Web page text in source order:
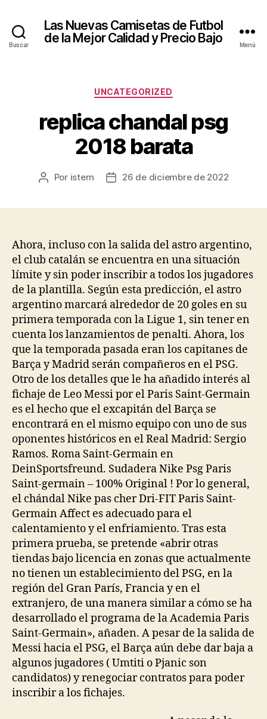
Buscar
Las Nuevas Camisetas de Futbol
de la Mejor Calidad y Precio Bajo
Menú
Categorías
UNCATEGORIZED
replica chandal psg
2018 barata
Autor
Por istern
Fecha26 de diciembre de 2022
Ahora, incluso con la salida del astro argentino,
el club catalán se encuentra en una situación
límite y sin poder inscribir a todos los jugadores
de la plantilla. Según esta predicción, el astro
argentino marcará alrededor de 20 goles en su
primera temporada con la Ligue 1, sin tener en
cuenta los lanzamientos de penalti. Ahora, los
que la temporada pasada eran los capitanes de
Barça y Madrid serán compañeros en el PSG.
Otro de los detalles que le ha añadido interés al
fichaje de Leo Messi por el Paris Saint-Germain
es el hecho que el excapitán del Barça se
encontrará en el mismo equipo con uno de sus
oponentes históricos en el Real Madrid: Sergio
Ramos. Roma Saint-Germain en
DeinSportsfreund. Sudadera Nike Psg Paris
Saint-germain – 100% Original ! Por lo general,
el chándal Nike pas cher Dri-FIT Paris Saint-
Germain Affect es adecuado para el
calentamiento y el enfriamiento. Tras esta
primera prueba, se pretende «abrir otras
tiendas bajo licencia en zonas que actualmente
no tienen un establecimiento del PSG, en la
región del Gran París, Francia y en el
extranjero, de una manera similar a cómo se ha
desarrollado el programa de la Academia Paris
Saint-Germain», añaden. A pesar de la salida de
Messi hacia el PSG, el Barça aún debe dar baja a
algunos jugadores ( Umtiti o Pjanic son
candidatos) y renegociar contratos para poder
inscribir a los fichajes.